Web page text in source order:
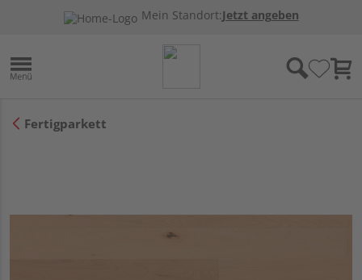
Mein Standort:Jetzt angeben
Fertigparkett